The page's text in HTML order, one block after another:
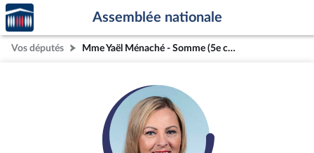
Aller au contenu
Aller en bas de la page
Accèder
à la
page
d'accueil
Assemblée nationale
Vos députés Mme Yaël Ménaché - Somme (5e circonscription)